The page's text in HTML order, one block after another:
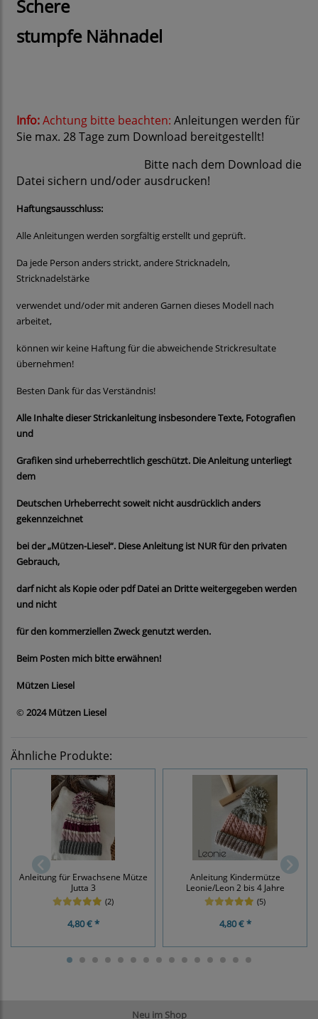
Neu im Shop
Schere
stumpfe Nähnadel
Info:Achtung bitte beachten: Anleitungen werden für
Sie max. 28 Tage zum Download bereitgestellt!
Bitte nach dem Download die
Datei sichern und/oder ausdrucken!
Haftungsausschluss:
Alle Anleitungen werden sorgfältig erstellt und geprüft.
Da jede Person anders strickt, andere Stricknadeln,
Stricknadelstärke
verwendet und/oder mit anderen Garnen dieses Modell nach
arbeitet,
können wir keine Haftung für die abweichende Strickresultate
übernehmen!
Besten Dank für das Verständnis!
Alle Inhalte dieser Strickanleitung insbesondere Texte, Fotografien
und
Grafiken sind urheberrechtlich geschützt. Die Anleitung unterliegt
dem
Deutschen Urheberrecht soweit nicht ausdrücklich anders
gekennzeichnet
bei der „Mützen-Liesel“. Diese Anleitung ist NUR für den privaten
Gebrauch,
darf nicht als Kopie oder pdf Datei an Dritte weitergegeben werden
und nicht
für den kommerziellen Zweck genutzt werden.
Beim Posten mich bitte erwähnen!
Mützen Liesel
© 2024 Mützen Liesel
Ähnliche Produkte:
Anleitung für Erwachsene Mütze
Jutta 3
(2)
4,80 € *
Anleitung Kindermütze
Leonie/Leon 2 bis 4 Jahre
(5)
4,80 € *